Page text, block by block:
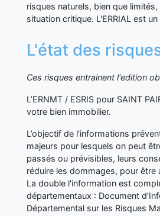
risques naturels, bien que
situation critique. L'ERRIAL est
L'état des
Ces risques entrainent l'edition
L’ERNMT / ESRIS pour SAINT
votre bien immobilier.
L’objectif de l'informations
majeurs pour lesquels on peut
passés ou prévisibles, leurs
réduire les dommages, pour être
La double l'information est
départementaux : Document
Départemental sur les Risques